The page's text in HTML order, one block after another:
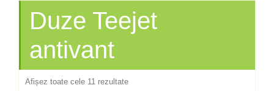
Duze Teejet
antivant
Afișez toate cele 11 rezultateSortat